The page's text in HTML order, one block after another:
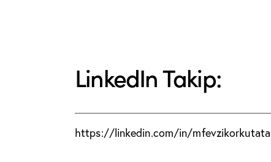
LinkedIn Takip:
https://linkedin.com/in/mfevzikorkutata